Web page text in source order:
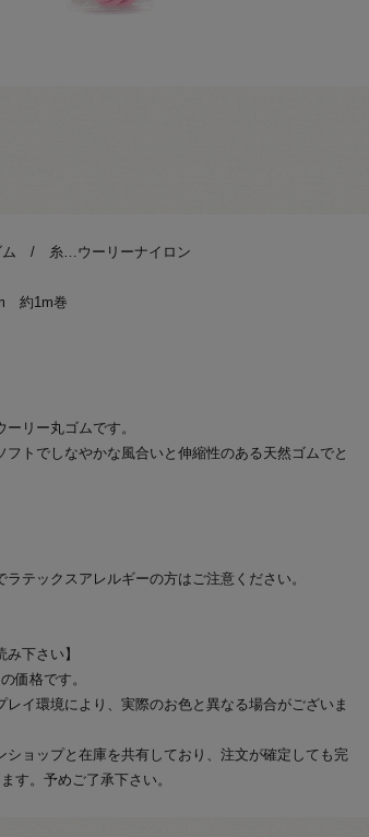
ム / 糸…ウーリーナイロン
約1m巻
リー丸ゴムです。
フトでしなやかな風合いと伸縮性のある天然ゴムでと
ラテックスアレルギーの方はご注意ください。
み下さい】
価格です。
レイ環境により、実際のお色と異なる場合がございま
ショップと在庫を共有しており、注文が確定しても完
す。予めご了承下さい。